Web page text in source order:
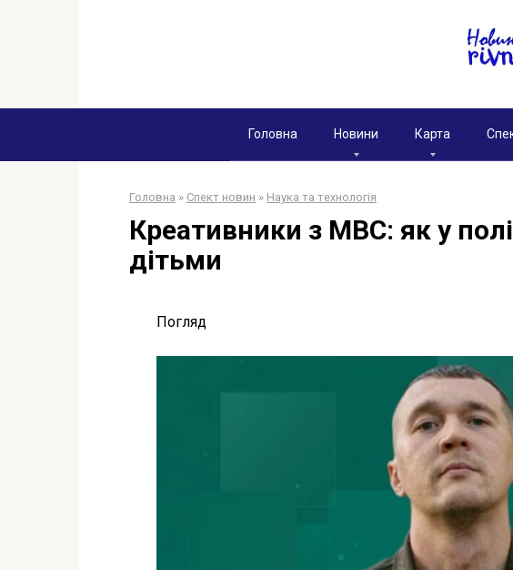
Головна Новини Карта
Головна » Спект новин » Наука та технологія
Креативники з МВС: як у
дітьми
Погляд